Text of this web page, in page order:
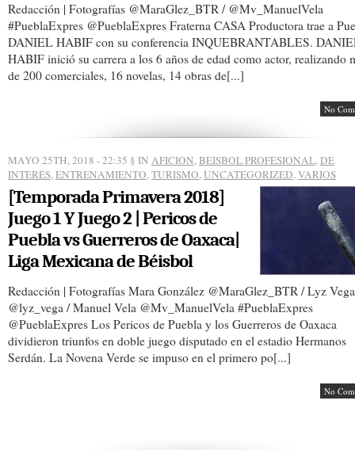
Redacción | Fotografías @MaraGlez_BTR / @Mv_ManuelVela
#PueblaExpres @PueblaExpres Fraterna CASA Productora trae a
DANIEL HABIF con su conferencia INQUEBRANTABLES.
HABIF inició su carrera a los 6 años de edad como actor, realizando
de 200 comerciales, 16 novelas, 14 obras de[...]
No
MAYO 25TH, 2018 - 22:35 § IN AFICION,BEISBOL PROFESIONAL,DE
INTERÉS,ENTRENAMIENTO,TURISMO,UNCATEGORIZED,VARIOS
[Temporada Primavera 2018]
Juego 1 Y Juego 2 | Pericos de
Puebla vs Guerreros de Oaxaca|
Liga Mexicana de Béisbol
Redacción | Fotografías Mara González @MaraGlez_BTR / Lyz Vega
@lyz_vega / Manuel Vela @Mv_ManuelVela #PueblaExpres
@PueblaExpres Los Pericos de Puebla y los Guerreros de Oaxaca
dividieron triunfos en doble juego disputado en el estadio Hermanos
Serdán. La Novena Verde se impuso en el primero po[...]
No